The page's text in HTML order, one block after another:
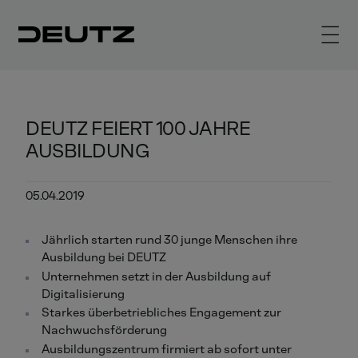
DEUTZ FEIERT 100 JAHRE
AUSBILDUNG
05.04.2019
Jährlich starten rund 30 junge Menschen ihre
Ausbildung bei DEUTZ
Unternehmen setzt in der Ausbildung auf
Digitalisierung
Starkes überbetriebliches Engagement zur
Nachwuchsförderung
Ausbildungszentrum firmiert ab sofort unter